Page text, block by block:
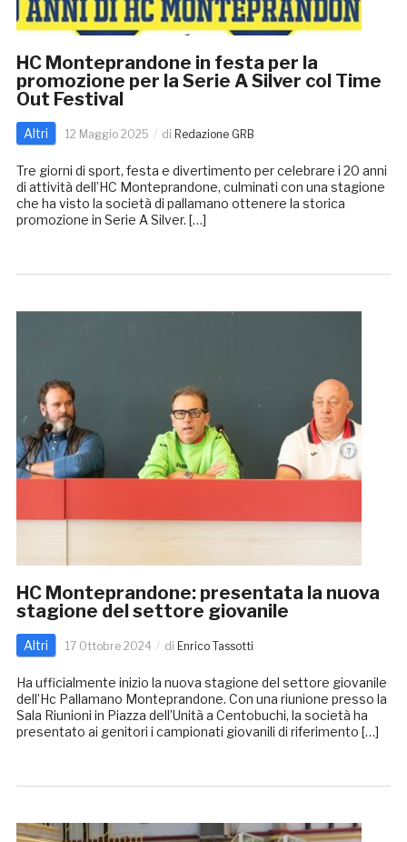
HC Monteprandone in festa per la
promozione per la Serie A Silver col Time
Out Festival
Altri 12 Maggio 2025 di Redazione GRB
Tre giorni di sport, festa e divertimento per celebrare i 20 anni
di attività dell’HC Monteprandone, culminati con una stagione
che ha visto la società di pallamano ottenere la storica
promozione in Serie A Silver. […]
HC Monteprandone: presentata la nuova
stagione del settore giovanile
Altri 17 Ottobre 2024 di Enrico Tassotti
Ha ufficialmente inizio la nuova stagione del settore giovanile
dell’Hc Pallamano Monteprandone. Con una riunione presso la
Sala Riunioni in Piazza dell’Unità a Centobuchi, la società ha
presentato ai genitori i campionati giovanili di riferimento […]